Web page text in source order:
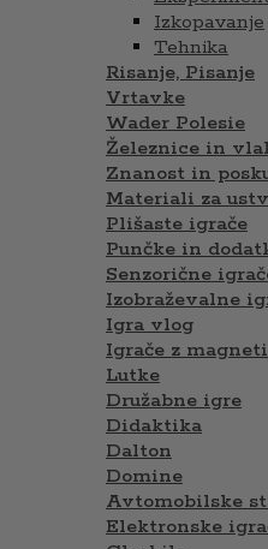
Izkopavanje
Tehnika
Risanje, Pisanje
Vrtavke
Wader Polesie
Železnice in
Znanost in
Materiali za
Plišaste igrače
Punčke in
Senzorične
Izobraževalne
Igra vlog
Igrače z magneti
Lutke
Družabne igre
Didaktika
Dalton
Domine
Avtomobilske
Elektronske